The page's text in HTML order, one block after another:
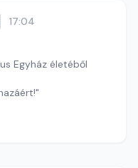
17:04
Egyház életéből